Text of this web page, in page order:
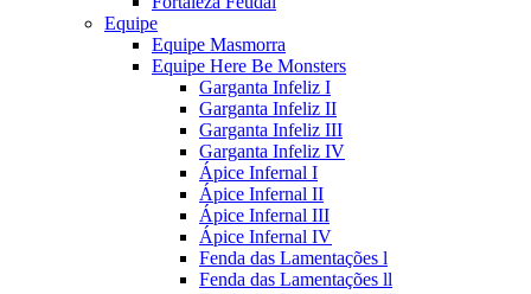
Equipe
Equipe Masmorra
Equipe Here Be Monsters
Garganta Infeliz I
Garganta Infeliz II
Garganta Infeliz III
Garganta Infeliz IV
Ápice Infernal I
Ápice Infernal II
Ápice Infernal III
Ápice Infernal IV
Fenda das Lamentações l
Fenda das Lamentações ll